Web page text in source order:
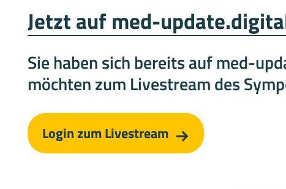
Jetzt auf med-
Sie haben sich bereits auf med-
möchten zum Livestream des
Login zum Livestream